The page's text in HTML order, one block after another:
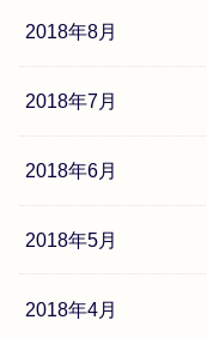
2018年8月
2018年7月
2018年6月
2018年5月
2018年4月